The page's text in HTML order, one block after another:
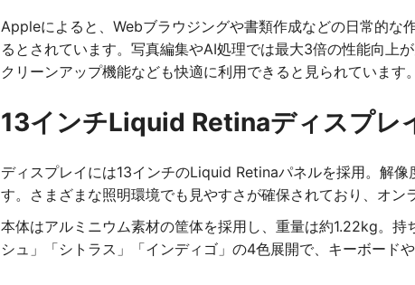
Appleによると、Webブラウジングや書類作成などの日常的
るとされています。写真編集やAI処理では最大3倍の性能向上
クリーンアップ機能なども快適に利用できると見られています。
13インチLiquid Retinaディスプレ
ディスプレイには13インチのLiquid Retinaパネルを採用。解
す。さまざまな照明環境でも見やすさが確保されており、オン
本体はアルミニウム素材の筐体を採用し、重量は約1.22kg。
シュ」「シトラス」「インディゴ」の4色展開で、キーボード